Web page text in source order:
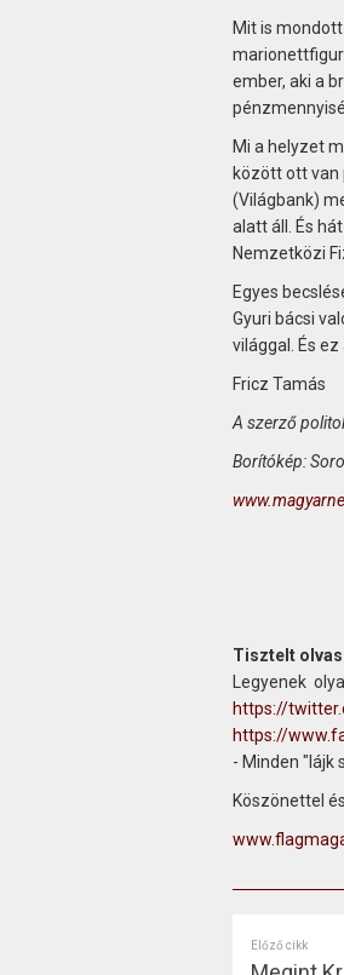
Mit is
ember, aki a
Mi a helyzet
között ott van
(Világbank)
alatt áll. És
Nemzetközi
Egyes
Gyuri bácsi
világgal. És ez
Fricz Tamás
A szerző
Borítókép:
Tisztelt
Legyenek
https://
https://
- Minden "lájk
Köszönettel
Előző cikk